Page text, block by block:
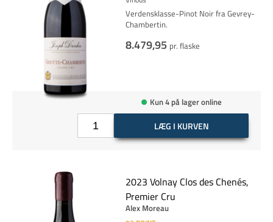
Verdensklasse-Pinot Noir fra Gevrey-
Chambertin.
8.479,95 pr. flaske
Kun 4 på lager online
LÆG I KURVEN
2023 Volnay Clos des Chenés,
Premier Cru
Alex Moreau